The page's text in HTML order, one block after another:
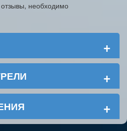
необходимо
+
+
+